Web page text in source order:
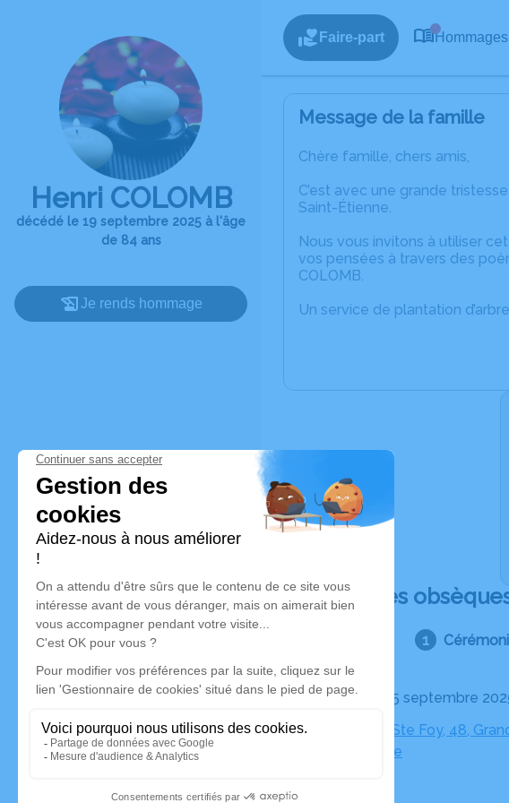
Henri COLOMB
décédé le 19 septembre 2025 à l'âge
de 84 ans
Je rends hommage
Faire-part Hommages
Message de la famille
Chère famille, chers amis,
C’est avec une grande
Saint-Étienne.
Nous vous invitons à utiliser
vos pensées à travers des
COLOMB.
Un service de plantation
Déroulé des
Le jeudi 25 septembre
Église de Ste Foy, 48,
l'Argentière